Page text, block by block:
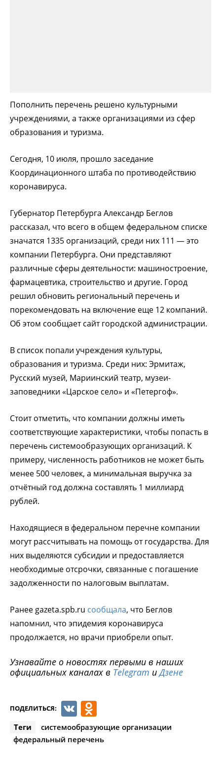
Пополнить перечень решено культурными
учреждениями, а также организациями из сфер
образования и туризма.
Сегодня, 10 июля, прошло заседание
Координационного штаба по противодействию
коронавируса.
Губернатор Петербурга Александр Беглов
рассказал, что всего в общем федеральном списке
значатся 1335 организаций, среди них 111 — это
компании Петербурга. Они представляют
различные сферы деятельности: машиностроение,
фармацевтика, строительство и другие. Город
решил обновить региональный перечень и
порекомендовать на включение еще 12 компаний.
Об этом сообщает сайт городской администрации.
В список попали учреждения культуры,
образования и туризма. Среди них: Эрмитаж,
Русский музей, Мариинский театр, музеи-
заповедники «Царское село» и «Петергоф».
Стоит отметить, что компании должны иметь
соответствующие характеристики, чтобы попасть в
перечень системообразующих организаций. К
примеру, численность работников не может быть
менее 500 человек, а минимальная выручка за
отчётный год должна составлять 1 миллиард
рублей.
Находящиеся в федеральном перечне компании
могут рассчитывать на помощь от государства. Для
них выделяются субсидии и предоставляется
необходимые отсрочки, связанные с погашение
задолженности по налоговым выплатам.
Ранее gazeta.spb.ru сообщала, что Беглов
напомнил, что эпидемия коронавируса
продолжается, но врачи приобрели опыт.
Узнавайте о новостях первыми в наших
официальных каналах в Telegram иДзене
ПОДЕЛИТЬСЯ: VK
Теги
системообразующие организации
федеральный перечень